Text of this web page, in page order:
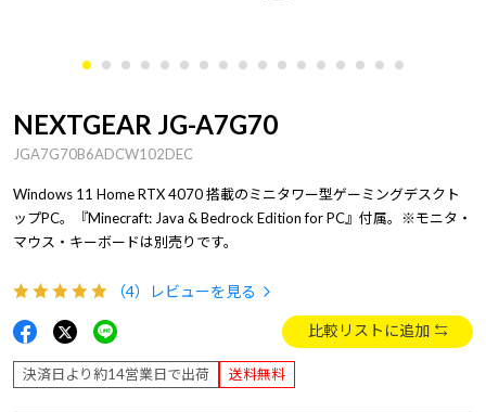
NEXTGEAR JG-A7G70
JGA7G70B6ADCW102DEC
Windows 11 Home RTX 4070 搭載のミニタワー型ゲーミングデスクト
ップPC。『Minecraft: Java & Bedrock Edition for PC』付属。※モニタ・
マウス・キーボードは別売りです。
（4） レビューを見る
比較リストに追加
決済日より約14営業日で出荷 送料無料